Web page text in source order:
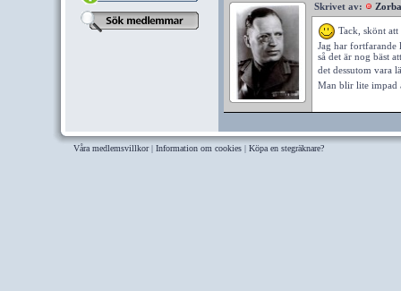
Skrivet av:
Tack, skönt
Jag har fortfarande
så det är nog bäst
det dessutom vara
Man blir lite impad
Våra medlemsvillkor| Information om cookies | Köpa en stegräknare?